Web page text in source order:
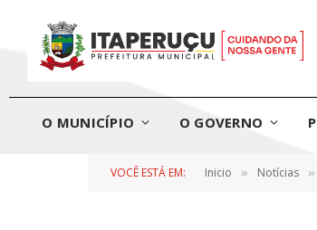
O MUNICÍPIO O GOVERNO
VOCÊ ESTÁ EM: Inicio » Notícias »